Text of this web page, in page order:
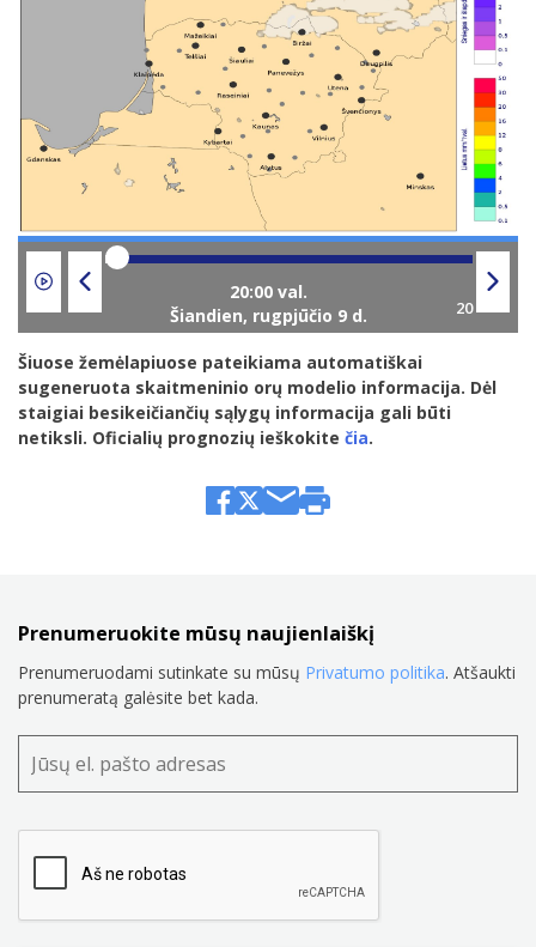
Šiandien, rugpjūčio 9 d.
Šiuose žemėlapiuose pateikiama automatiškai
sugeneruota skaitmeninio orų modelio informacija. Dėl
staigiai besikeičiančių sąlygų informacija gali būti
netiksli. Oficialių prognozių ieškokite čia.
Prenumeruokite mūsų naujienlaiškį
Prenumeruodami sutinkate su mūsų Privatumo politika. Atšaukti
prenumeratą galėsite bet kada.